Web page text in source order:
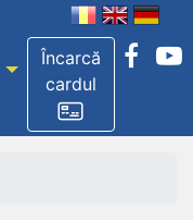
Încarcă
cardul